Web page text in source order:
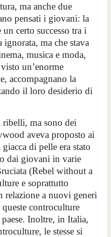
ma anche due
pensati i giovani: la
certo successo tra i
ma che stava
musica e moda,
un’enorme
accompagnano la
il loro desiderio di
ma sono dei
aveva proposto ai
di pelle era stato
dai giovani in varie
(Rebel without a
e soprattutto
relazione a nuovi generi
controculture
Inoltre, in Italia,
le stesse si